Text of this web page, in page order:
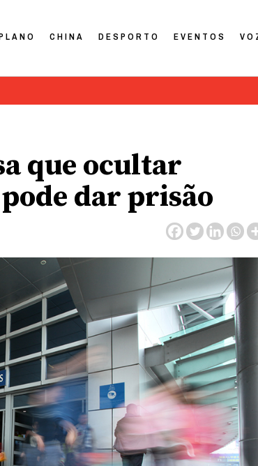
CHINA DESPORTO EVENTOS
que ocultar
dar prisão